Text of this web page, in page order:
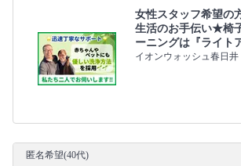
女性スタッフ希望の
生活のお手伝い★椅
ーニングは『ライト
イオンウォッシュ春日井
匿名希望(40代)